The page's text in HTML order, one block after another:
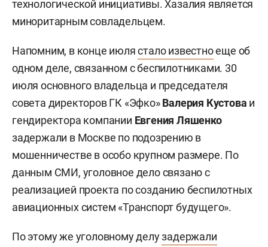
технологической инициативы. Хазалия является
миноритарным совладельцем.
Напомним, в конце июлястало известноеще об
одном деле, связанном с беспилотниками. 30
июля основного владельца и председателя
совета директоров ГК «Эфко»Валерия Кустова и
гендиректора компании Евгения Ляшенко
задержали в Москве по подозрению в
мошенничестве в особо крупном размере. По
данным СМИ, уголовное дело связано с
реализацией проекта по созданию беспилотных
авиационных систем «Транспорт будущего».
По этому же уголовному делузадержали